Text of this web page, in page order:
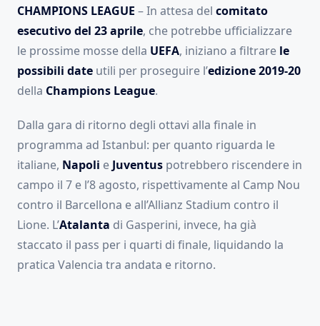
CHAMPIONS LEAGUE – In attesa del comitato
esecutivo del 23 aprile, che potrebbe ufficializzare
le prossime mosse della UEFA, iniziano a filtrare le
possibili date utili per proseguire l’edizione 2019-20
della Champions League.
Dalla gara di ritorno degli ottavi alla finale in
programma ad Istanbul: per quanto riguarda le
italiane, Napoli e Juventus potrebbero riscendere in
campo il 7 e l’8 agosto, rispettivamente al Camp Nou
contro il Barcellona e all’Allianz Stadium contro il
Lione. L’Atalanta di Gasperini, invece, ha già
staccato il pass per i quarti di finale, liquidando la
pratica Valencia tra andata e ritorno.